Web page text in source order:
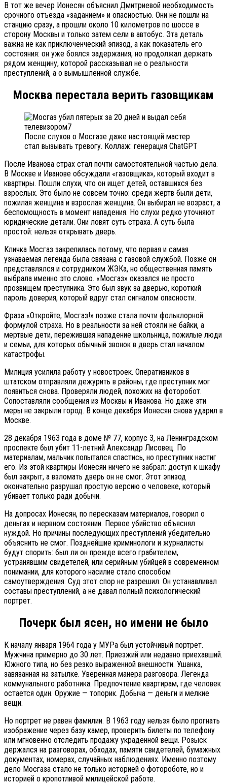
В тот же вечер Ионесян объяснил Дмитриевой необходимость
срочного отъезда «заданием» и опасностью. Они не пошли на
станцию сразу, а прошли около 10 километров по шоссе в
сторону Москвы и только затем сели в автобус. Эта деталь
важна не как приключенческий эпизод, а как показатель его
состояния: он уже боялся задержания, но продолжал держать
рядом женщину, которой рассказывал не о реальности
преступлений, а о вымышленной службе.
Москва перестала верить газовщикам
После слухов о Мосгазе даже настоящий мастер
стал вызывать тревогу. Коллаж: генерация ChatGPT
После Иванова страх стал почти самостоятельной частью дела.
В Москве и Иванове обсуждали «газовщика», который входит в
квартиры. Пошли слухи, что он ищет детей, оставшихся без
взрослых. Это было не совсем точно: среди жертв были дети,
пожилая женщина и взрослая женщина. Он выбирал не возраст, а
беспомощность в момент нападения. Но слухи редко уточняют
юридические детали. Они ловят суть страха. А суть была
простой: нельзя открывать дверь.
Кличка Мосгаз закрепилась потому, что первая и самая
узнаваемая легенда была связана с газовой службой. Позже он
представлялся и сотрудником ЖЭКа, но общественная память
выбрала именно это слово. «Мосгаз» оказался не просто
прозвищем преступника. Это был звук за дверью, короткий
пароль доверия, который вдруг стал сигналом опасности.
Фраза «Откройте, Мосгаз!» позже стала почти фольклорной
формулой страха. Но в реальности за ней стояли не байки, а
мертвые дети, пережившая нападение школьница, пожилые люди
и семьи, для которых обычный звонок в дверь стал началом
катастрофы.
Милиция усилила работу у новостроек. Оперативников в
штатском отправляли дежурить в районы, где преступник мог
появиться снова. Проверяли людей, похожих на фоторобот.
Сопоставляли сообщения из Москвы и Иванова. Но даже эти
меры не закрыли город. В конце декабря Ионесян снова ударил в
Москве.
28 декабря 1963 года в доме № 77, корпус 3, на Ленинградском
проспекте был убит 11-летний Александр Лисовец. По
материалам, мальчик попытался спастись, но преступник настиг
его. Из этой квартиры Ионесян ничего не забрал: доступ к шкафу
был закрыт, а взломать дверь он не смог. Этот эпизод
окончательно разрушал простую версию о человеке, который
убивает только ради добычи.
На допросах Ионесян, по пересказам материалов, говорил о
деньгах и нервном состоянии. Первое убийство объяснял
нуждой. Но причины последующих преступлений убедительно
объяснить не смог. Позднейшие криминологи и журналисты
будут спорить: был ли он прежде всего грабителем,
устранявшим свидетелей, или серийным убийцей в современном
понимании, для которого насилие стало способом
самоутверждения. Суд этот спор не разрешил. Он устанавливал
составы преступлений, а не давал полный психологический
портрет.
Почерк был ясен, но имени не было
К началу января 1964 года у МУРа был устойчивый портрет.
Мужчина примерно до 30 лет. Приезжий или недавно приехавший.
Южного типа, но без резко выраженной внешности. Ушанка,
завязанная на затылке. Уверенная манера разговора. Легенда
коммунального работника. Предпочтение квартирам, где человек
остается один. Оружие — топорик. Добыча — деньги и мелкие
вещи.
Но портрет не равен фамилии. В 1963 году нельзя было прогнать
изображение через базу камер, проверить билеты по телефону
или мгновенно отследить продажу украденной вещи. Розыск
держался на разговорах, обходах, памяти свидетелей, бумажных
документах, номерах, случайных наблюдениях. Именно поэтому
дело Мосгаза стало не только историей о фотороботе, но и
историей о кропотливой милицейской работе.